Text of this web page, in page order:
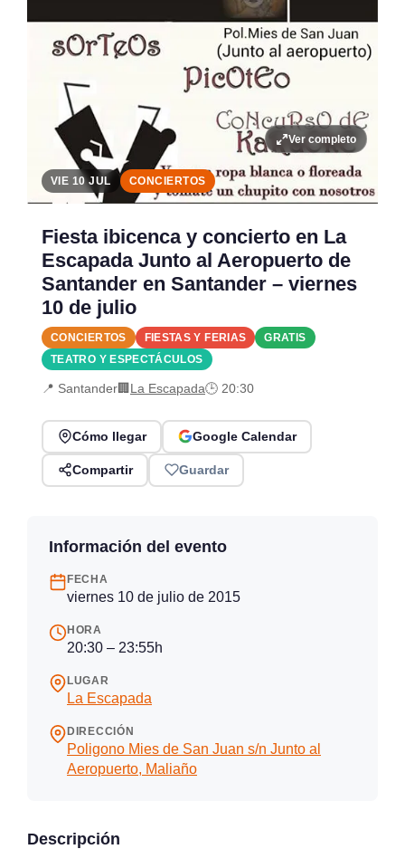
Ver completo
VIE 10 JUL CONCIERTOS
Fiesta ibicenca y concierto en La
Escapada Junto al Aeropuerto de
Santander en Santander – viernes
10 de julio
CONCIERTOS FIESTAS Y FERIAS
GRATIS
TEATRO Y ESPECTÁCULOS
📍 Santander🏢 La Escapada🕒 20:30
Cómo llegar Google Calendar
Compartir Guardar
Información del evento
FECHA
viernes 10 de julio de 2015
HORA
20:30 – 23:55h
LUGAR
La Escapada
DIRECCIÓN
Poligono Mies de San Juan s/n Junto al
Aeropuerto, Maliaño
Descripción